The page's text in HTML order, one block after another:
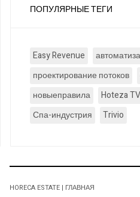
ПОПУЛЯРНЫЕ ТЕГИ
Easy Revenue
проектирование потоков
новыеправила
Hoteza TV
Спа-индустрия
Trivio
HORECA ESTATE | ГЛАВНАЯ